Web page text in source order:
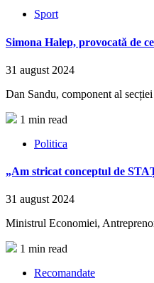
Sport
Simona Halep, provocată de
31 august 2024
Dan Sandu, component al
1 min read
Politica
„Am stricat conceptul de
31 august 2024
Ministrul Economiei,
1 min read
Recomandate